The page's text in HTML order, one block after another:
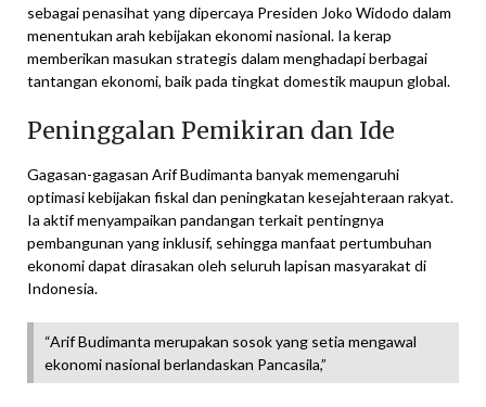
sebagai penasihat yang dipercaya Presiden Joko Widodo dalam
menentukan arah kebijakan ekonomi nasional. Ia kerap
memberikan masukan strategis dalam menghadapi berbagai
tantangan ekonomi, baik pada tingkat domestik maupun global.
Peninggalan Pemikiran dan Ide
Gagasan-gagasan Arif Budimanta banyak memengaruhi
optimasi kebijakan fiskal dan peningkatan kesejahteraan rakyat.
Ia aktif menyampaikan pandangan terkait pentingnya
pembangunan yang inklusif, sehingga manfaat pertumbuhan
ekonomi dapat dirasakan oleh seluruh lapisan masyarakat di
Indonesia.
“Arif Budimanta merupakan sosok yang setia mengawal
ekonomi nasional berlandaskan Pancasila,”